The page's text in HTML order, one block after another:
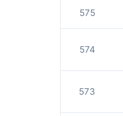
575
574
573